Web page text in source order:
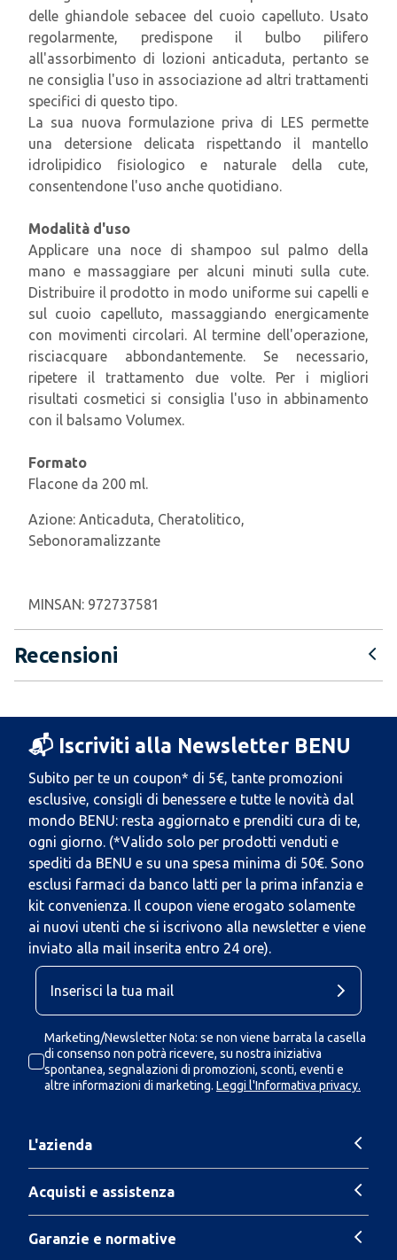
delle ghiandole sebacee del cuoio capelluto. Usato
regolarmente, predispone il bulbo pilifero
all'assorbimento di lozioni anticaduta, pertanto se
ne consiglia l'uso in associazione ad altri trattamenti
specifici di questo tipo.
La sua nuova formulazione priva di LES permette
una detersione delicata rispettando il mantello
idrolipidico fisiologico e naturale della cute,
consentendone l'uso anche quotidiano.
Modalità d'uso
Applicare una noce di shampoo sul palmo della
mano e massaggiare per alcuni minuti sulla cute.
Distribuire il prodotto in modo uniforme sui capelli e
sul cuoio capelluto, massaggiando energicamente
con movimenti circolari. Al termine dell'operazione,
risciacquare abbondantemente. Se necessario,
ripetere il trattamento due volte. Per i migliori
risultati cosmetici si consiglia l'uso in abbinamento
con il balsamo Volumex.
Formato
Flacone da 200 ml.
Azione: Anticaduta, Cheratolitico,
Sebonoramalizzante
MINSAN: 972737581
Recensioni
📬 Iscriviti alla Newsletter BENU
Subito per te un coupon* di 5€, tante promozioni
esclusive, consigli di benessere e tutte le novità dal
mondo BENU: resta aggiornato e prenditi cura di te,
ogni giorno. (*Valido solo per prodotti venduti e
spediti da BENU e su una spesa minima di 50€. Sono
esclusi farmaci da banco latti per la prima infanzia e
kit convenienza. Il coupon viene erogato solamente
ai nuovi utenti che si iscrivono alla newsletter e viene
inviato alla mail inserita entro 24 ore).
Marketing/Newsletter Nota: se non viene barrata la casella
di consenso non potrà ricevere, su nostra iniziativa
spontanea, segnalazioni di promozioni, sconti, eventi e
altre informazioni di marketing. Leggi l'Informativa privacy.
L'azienda
Acquisti e assistenza
Garanzie e normative